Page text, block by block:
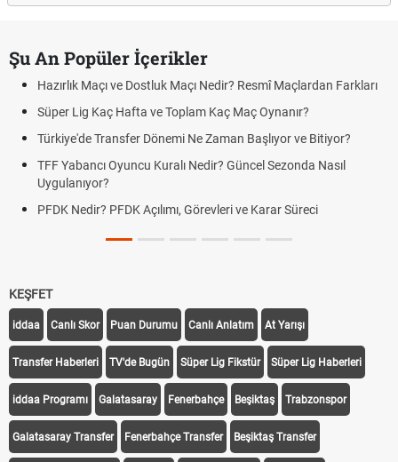
Şu An Popüler İçerikler
Hazırlık Maçı ve Dostluk Maçı Nedir? Resmî Maçlardan Farkları
Süper Lig Kaç Hafta ve Toplam Kaç Maç Oynanır?
Türkiye'de Transfer Dönemi Ne Zaman Başlıyor ve Bitiyor?
TFF Yabancı Oyuncu Kuralı Nedir? Güncel Sezonda Nasıl
Uygulanıyor?
PFDK Nedir? PFDK Açılımı, Görevleri ve Karar Süreci
KEŞFET
iddaa Canlı Skor Puan Durumu Canlı Anlatım At Yarışı
Transfer Haberleri TV'de Bugün Süper Lig Fikstür Süper Lig Haberleri
iddaa Programı Galatasaray Fenerbahçe Beşiktaş Trabzonspor
Galatasaray Transfer Fenerbahçe Transfer Beşiktaş Transfer